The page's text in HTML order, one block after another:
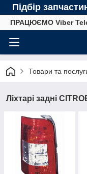
Підбір
ПРАЦЮЄМО Viber
Товари та
Ліхтарі задні